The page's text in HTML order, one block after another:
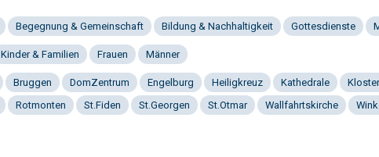
Begegnung & Gemeinschaft Bildung & Nachhaltigkeit Gottesdienste
Kinder & Familien Frauen Männer
Bruggen DomZentrum Engelburg Heiligkreuz Kathedrale
Rotmonten St.Fiden St.Georgen St.Otmar Wallfahrtskirche